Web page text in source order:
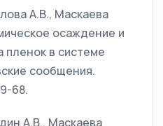
А.В., Маскаева
осаждение и
пленок в системе
сообщения.
68.
А.В., Маскаева